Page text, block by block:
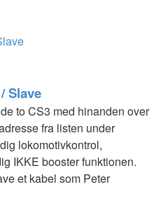
Slave
to CS3 med hinanden over
fra listen under
lokomotivkontrol,
IKKE booster funktionen.
et kabel som Peter